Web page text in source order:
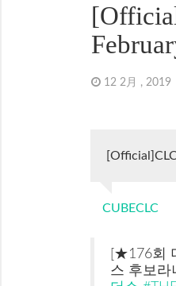
12 2月 , 2019
CUBECLC
[★176회
스 후보